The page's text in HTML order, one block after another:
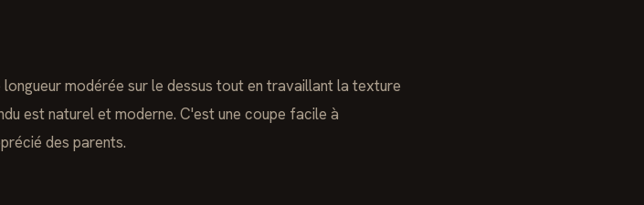
modérée sur le dessus tout en travaillant la texture
est naturel et moderne. C'est une coupe facile à
des parents.